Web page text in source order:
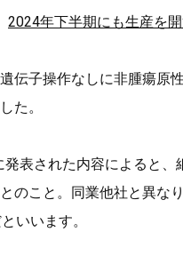
2024年下半期にも生産を
伝子操作なしに非腫瘍原
た。
発表された内容によると
のこと。同業他社と異な
いいます。